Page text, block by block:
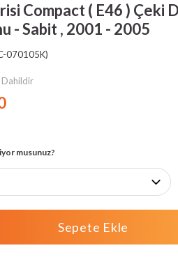
Compact ( E46 ) Çeki
- Sabit , 2001 - 2005
070105K)
Dahildir
musunuz?